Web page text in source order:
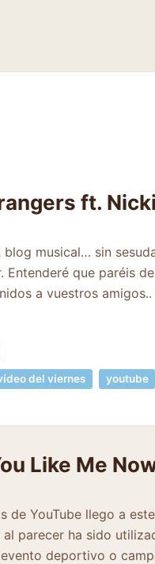
ft.
musical… sin
Entenderé que paréis
a vuestros
del viernes youtube
Like Me
de YouTube llego a
parecer ha sido
deportivo o